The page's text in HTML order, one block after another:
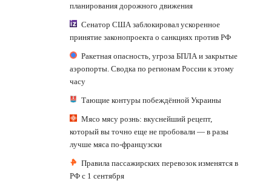
планирования дорожного движения
Сенатор США заблокировал ускоренное
принятие законопроекта о санкциях против РФ
Ракетная опасность, угроза БПЛА и закрытые
аэропорты. Сводка по регионам России к этому
часу
Тающие контуры побеждённой Украины
Мясо мясу рознь: вкуснейший рецепт,
который вы точно еще не пробовали — в разы
лучше мяса по-французски
Правила пассажирских перевозок изменятся в
РФ с 1 сентября